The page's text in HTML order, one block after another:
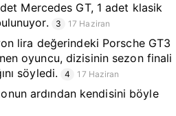
Mercedes GT, 1 adet klasik
3 17 Haziran
lira değerindeki Porsche GT3
oyuncu, dizisinin sezon finali
söyledi.
4 17 Haziran
ardından kendisini böyle